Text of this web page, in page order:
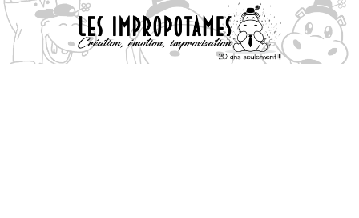
Aller
au
contenu